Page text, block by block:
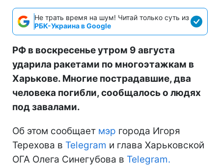
Не трать время на шум! Читай только суть из
РБК-Украина в Google
РФ в воскресенье утром 9 августа
ударила ракетами по многоэтажкам в
Харькове. Многие пострадавшие, два
человека погибли, сообщалось о людях
под завалами.
Об этом сообщает мэр города Игоря
Терехова в Telegram и глава Харьковской
ОГА Олега Синегубова в Telegram.